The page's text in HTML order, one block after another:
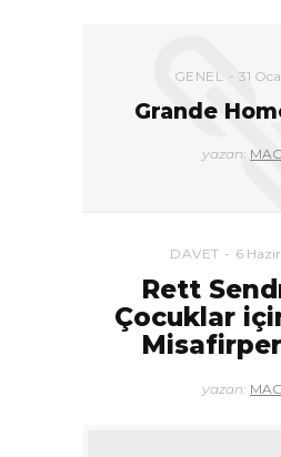
GENEL 31
Grande
yazan: MAG
DAVET 6
Rett
Çocuklar
yazan: MAG